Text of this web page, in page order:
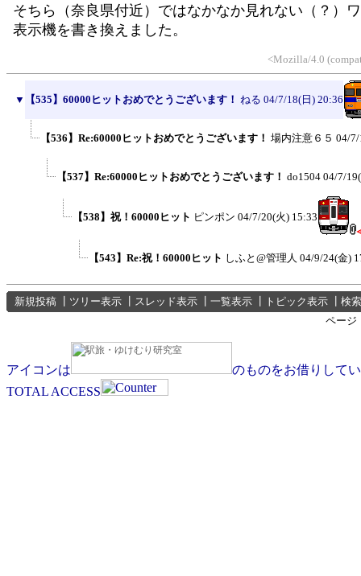
そちら（奈良県付近）ではなかなか見れない（？）
表示機を書き換えました。
<Mozilla/4.0
▼ 【535】60000ヒットおめでとうございます！ ねる 04/7/18(日) 20:36
【536】Re:60000ヒットおめでとうございます！ 場内注意６５ 04/
【537】Re:60000ヒットおめでとうございます！ do1504 04/7/
【538】祝！60000ヒット ピンポン 04/7/20(火) 15:33
【543】Re:祝！60000ヒット しふと@管理人 04/9/24(金)
新規投稿 ツリー表示 スレッド表示 一覧表示 トピック表示
検索
ページ
アイコンは
のものをお借りして
TOTAL ACCESS